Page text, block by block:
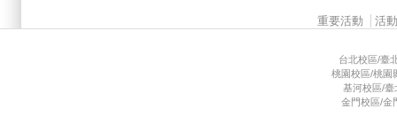
重要活動 活
台北校區/臺
桃園校區/桃園
基河校區/臺
金門校區/金